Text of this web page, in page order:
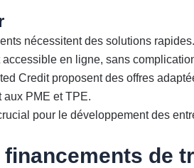
nécessitent des solutions rapides.
en ligne, sans
Credit proposent des offres
PME et TPE.
pour le développement des
de